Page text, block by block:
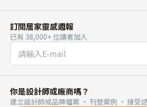
訂閱居家靈感週報
已有 38,000+ 位讀者加入
你是設計師或廠商嗎？
建立設計師或品牌檔案 · 刊登案例 · 接受